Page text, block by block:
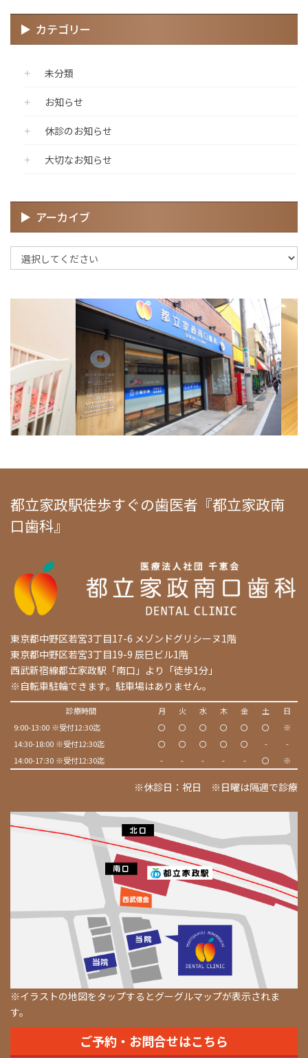
カテゴリー
未分類
お知らせ
休診のお知らせ
大切なお知らせ
アーカイブ
都立家政駅徒歩すぐの歯医者『都立家政南
口歯科』
東京都中野区若宮3丁目17-6 メゾンドグリシーヌ1階
東京都中野区若宮3丁目19-9 辰巳ビル1階
西武新宿線都立家政駅「南口」より「徒歩1分」
※自転車駐輪できます。駐車場はありません。
診療時間 月 火 水 木 金 土
日
9:00-13:00 ※受付12:30迄
〇 〇 〇 〇 〇 〇
※
14:30-18:00 ※受付12:30迄
〇 〇 〇 〇 〇 -
-
14:00-17:30 ※受付12:30迄
- - - - - 〇 ※
※休診日：祝日 ※日曜は隔週で診療
※イラストの地図をタップするとグーグルマップが表示されま
す。
ご予約・お問合せはこちら